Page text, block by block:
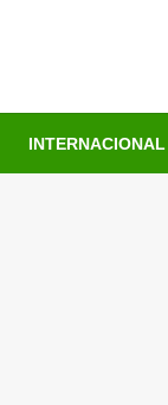
INTERNACIONAL